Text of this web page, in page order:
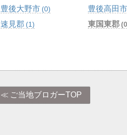
豊後大野市 0 豊後高田市
速見郡 1 東国東郡 0
ご当地ブロガーTOP